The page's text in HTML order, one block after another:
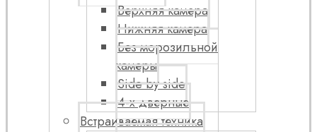
Верхняя камера
Нижняя камера
Без морозильной
камеры
Side by side
4-х дверные
Встраиваемая техника